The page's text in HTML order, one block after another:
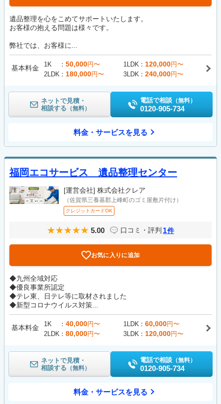
遺品整理を心をこめてサポートいたします。
お客様の抱える問題は様々です。
弊社では、お客様に...
基本料金 1K 50,000円〜 1LDK 120,000円〜
2LDK
180,000円〜 3LDK 240,000円〜
ネットで見積・
相談する （無料）
電話で相談 （無料）
0120-905-734
料金・サービスを見る
福岡エコサービス 遺品整理センター
[運営会社] 株式会社クレア
（佐賀県三養基郡上峰町のゴミ屋敷片付け）
クレジットカードOK
5.00 口コミ・評判 1件
お気に入りに追加
◆九州全域対応
◆優良事業所認定
◆テレ東、日テレ等に取材されました
◆新型コロナウイルス対策...
基本料金 1K 40,000円〜 1LDK 60,000円〜
2LDK
80,000円〜 3LDK 120,000円〜
ネットで見積・
相談する （無料）
電話で相談 （無料）
0120-905-734
料金・サービスを見る